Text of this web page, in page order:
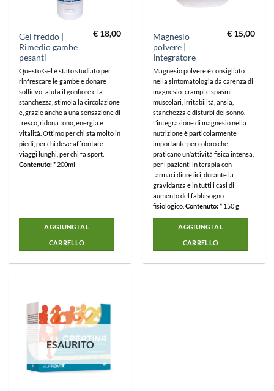
Gel freddo |
Rimedio gambe
pesanti
€18,00
Questo Gel è stato studiato per
rinfrescare le gambe e donare
sollievo; aiuta il gonfiore e la
stanchezza, stimola la circolazione
e, grazie anche a una sensazione di
fresco, ridona tono, energia e
vitalità. Ottimo per chi sta molto in
piedi, per chi deve affrontare
viaggi lunghi, per chi fa sport.
Contenuto: * 200ml
AGGIUNGI AL
CARRELLO
Magnesio
polvere |
Integratore
€15,00
Magnesio polvere è consigliato
nella sintomatologia da carenza di
magnesio: crampi e spasmi
muscolari, irritabilità, ansia,
stanchezza e disturbi del sonno.
L’integrazione di magnesio nella
nutrizione è particolarmente
importante per coloro che
praticano un’attività fisica intensa,
per i pazienti in terapia con
farmaci diuretici, durante la
gravidanza e in tutti i casi di
aumento del fabbisogno
fisiologico. Contenuto: * 150 g
AGGIUNGI AL
CARRELLO
ESAURITO